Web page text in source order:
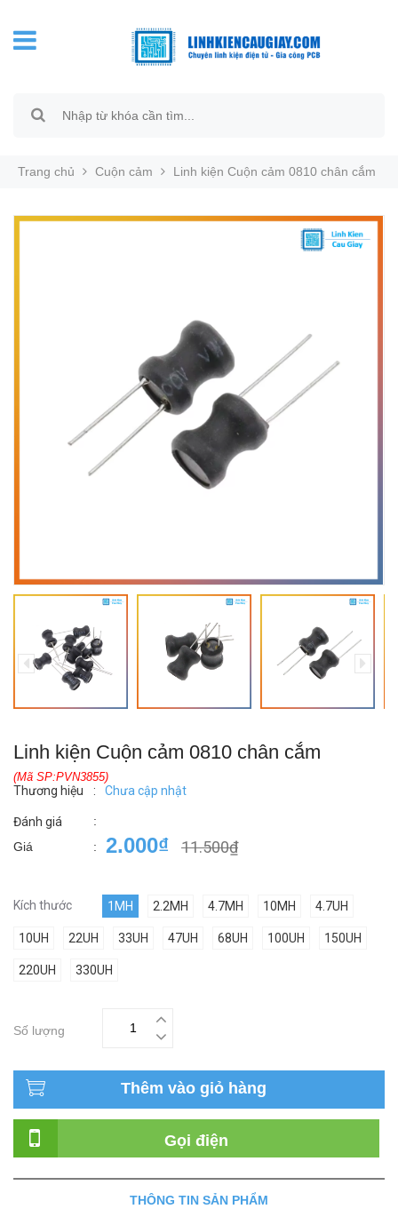
Trang chủ Cuộn cảm Linh kiện Cuộn cảm 0810 chân cắm
Linh kiện Cuộn cảm 0810 chân cắm
(Mã SP:PVN3855)
Thương hiệu : Chưa cập nhật
Đánh giá
:
Giá
: 2.000₫ 11.500₫
Kích thước 1MH 2.2MH 4.7MH 10MH 4.7UH
10UH 22UH 33UH 47UH 68UH 100UH 150UH
220UH 330UH
Số lượng
Thêm vào giỏ hàng
Gọi điện
THÔNG TIN SẢN PHẨM